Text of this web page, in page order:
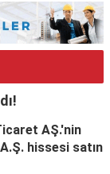
AŞ.'nin
hissesi satın